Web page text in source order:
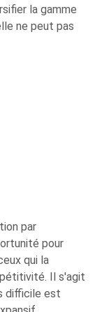
la gamme
ne peut pas
par
pour
qui la
Il s'agit
difficile est